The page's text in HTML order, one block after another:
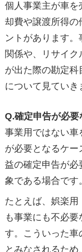
個人事業主が車を
却費や譲渡所得の
ントがあります
関係や、リサイ
が出た際の勘定科
について見ていき
Q.確定申告が必要
事業用ではない車
が必要となるケー
益の確定申告が必
象である場合です
たとえば、娯楽
も事業にも不必
す。こういった車
とみなされるため